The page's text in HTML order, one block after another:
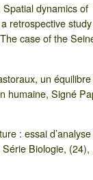
dynamics of
retrospective
case of the
un équilibre
humaine, Signé
: essai
Série Biologie, (24),